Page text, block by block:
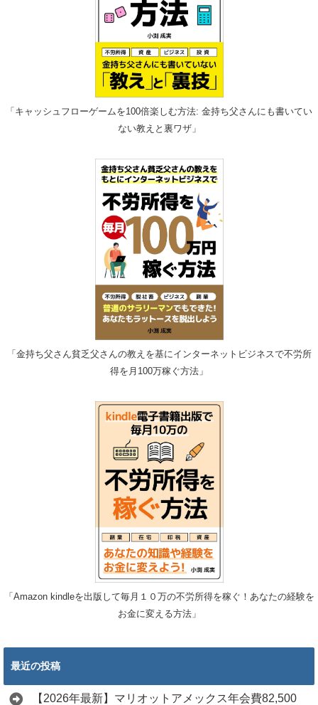
「キャッシュフローゲームを100倍楽しむ方法: 金持ち父さんにも書いてい
ない教えと裏ワザ」
「金持ち父さん貧乏父さんの教えを基にインターネットビジネスで不労所
得を月100万稼ぐ方法」
「Amazon kindleを出版して毎月１０万の不労所得を稼ぐ！あなたの経験を
お金に変える方法」
最近の投稿
【2026年最新】マリオットアメックス年会費82,500